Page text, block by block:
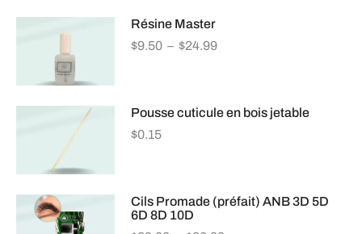
Résine Master
$9.50 – $24.99
Pousse cuticule en bois jetable
$0.15
Cils Promade (préfait) ANB 3D 5D
6D 8D 10D